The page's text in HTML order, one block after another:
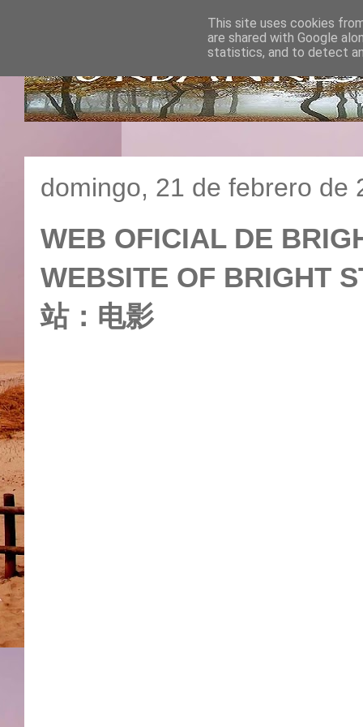
domingo, 21 de febrero de
WEB OFICIAL DE
WEBSITE OF BRIGHT
站：电影
This site uses cookies
are shared with Google
statistics, and to detect